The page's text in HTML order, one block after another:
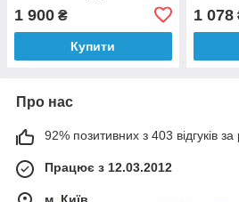
1 900 ₴
Купити
1 078
Про нас
92% позитивних з 403 відгуків за
Працює з 12.03.2012